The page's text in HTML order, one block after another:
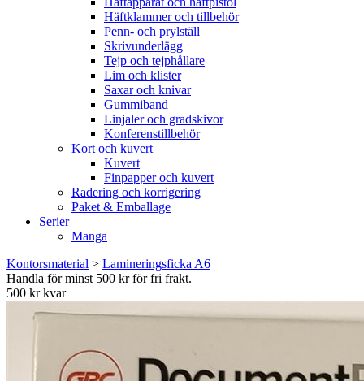
Häftklammer och tillbehör
Penn- och prylställ
Skrivunderlägg
Tejp och tejphållare
Lim och klister
Saxar och knivar
Gummiband
Linjaler och gradskivor
Konferenstillbehör
Kort och kuvert
Kuvert
Finpapper och kuvert
Radering och korrigering
Paket & Emballage
Serier
Manga
Kontorsmaterial > Lamineringsficka A6
Handla för minst 500 kr för fri frakt.
500 kr kvar